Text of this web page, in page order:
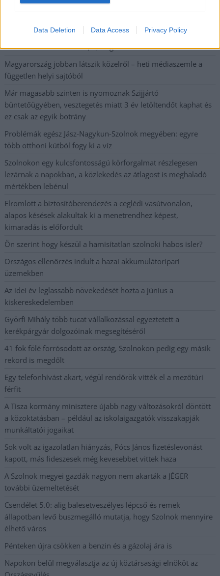
Data Deletion Data Access Privacy Policy
Hétfőn kezdik, csütörtökön végeznek – lezárás miatt
egyik Jász-Nagykun-Szolnok megyei vasútvonalon
Visszaszámlálás indul: -1, 0, Sziget!
Magyarország jobban látszik közelről – heti médiaszemle a
független helyi sajtóból
Már magasabb szinten is nyomoznak Szijjártó
büntetőügyében, vesztegetés miatt 3 év letöltendőt kaphat és
ez csak az egyik botrány
Problémák egész Jász-Nagykun-Szolnok megyében: egyre
több otthoni kútból fogy ki a víz
Szolnokon egy kulcsfontosságú körforgalmat részlegesen
lezárnak a napokban, a közlekedés az átlagost is meghaladó
mértékben lebénul
Elromlott a biztosítóberendezés a ceglédi vasútvonalon,
alapos késések alakultak ki a menetrendhez képest,
kimaradás is előfordult
Ön szerint hogy készül a hamisítatlan szolnoki habos isler?
Országos ellenőrzés indult a hazai akkumulátoripari
üzemekben
Az idei év leglassabb növekedését hozta a június a
kiskereskedelemben
Györfi Mihály több tucat vállalkozással egyeztetett a
kerékpárgyár dolgozóinak megsegítéséről
41 fok fölé forrósodott az ország, Szolnokon pedig egy másik
rekord is megdőlt
Egy telefonhívást akart, végül rendőrök vitték el a mezőtúri
férfit
A Tisza kormány minisztere újabb nagy változásokról döntött
a közoktatásban – például az iskolaigazgatók visszakapják
munkáltatói jogaikat
Sok volt az igazolatlan hiányzás, Pócs János fizetéslevonást
kapott, más fideszesek még kevesebbet vittek haza
A Szolnok megyei gazdák nagyon nem akarták a JÉGER
további üzemeltetését
Csendélet 5.0: alig balesetveszélyes lépcső és remek
állapotban levő buszmegálló mutatja, hogy Szolnok mennyire
élhető város
Pénteken újra csökken a benzin és a gázolaj ára is
Napokon belül megválasztja az új köztársasági elnököt az